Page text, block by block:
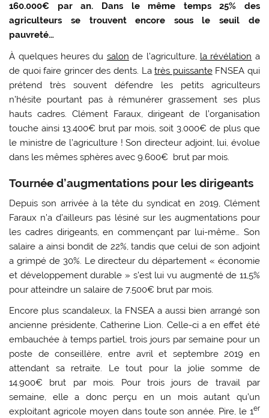
160.000€ par an. Dans le même temps 25% des
agriculteurs se trouvent encore sous le seuil de
pauvreté…
À quelques heures du salon de l’agriculture, la révélation a
de quoi faire grincer des dents. Latrès puissanteFNSEA qui
prétend très souvent défendre les petits agriculteurs
n’hésite pourtant pas à rémunérer grassement ses plus
hauts cadres. Clément Faraux, dirigeant de l’organisation
touche ainsi 13.400€ brut par mois, soit 3.000€ de plus que
le ministre de l’agriculture ! Son directeur adjoint, lui, évolue
dans les mêmes sphères avec 9.600€ brut par mois.
Tournée d’augmentations pour les dirigeants
Depuis son arrivée à la tête du syndicat en 2019, Clément
Faraux n’a d’ailleurs pas lésiné sur les augmentations pour
les cadres dirigeants, en commençant par lui-même… Son
salaire a ainsi bondit de 22%, tandis que celui de son adjoint
a grimpé de 30%. Le directeur du département « économie
et développement durable » s’est lui vu augmenté de 11,5%
pour atteindre un salaire de 7.500€ brut par mois.
Encore plus scandaleux, la FNSEA a aussi bien arrangé son
ancienne présidente, Catherine Lion. Celle-ci a en effet été
embauchée à temps partiel, trois jours par semaine pour un
poste de conseillère, entre avril et septembre 2019 en
attendant sa retraite. Le tout pour la jolie somme de
14.900€ brut par mois. Pour trois jours de travail par
semaine, elle a donc perçu en un mois autant qu’un
exploitant agricole moyen dans toute son année. Pire, le 1er